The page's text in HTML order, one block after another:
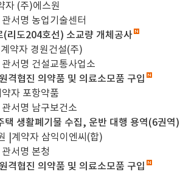
자 (주)에스원
관서명 농업기술센터
(리도204호선) 소교량 개체공사
계약자 경원건설(주)
관서명 건설교통사업소
격협진 의약품 및 의료소모품 구입
약자 포항약품
관서명 남구보건소
택 생활폐기물 수집, 운반 대행 용역(6권역
계약자 삼익이엔씨(합)
관서명 본청
격협진 의약품 및 의료소모품 구입